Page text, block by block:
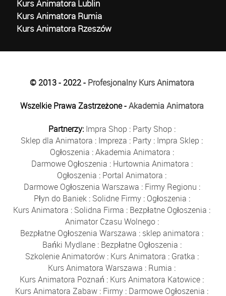
Kurs Animatora Lublin
Kurs Animatora Rumia
Kurs Animatora Rzeszów
© 2013 - 2022 - Profesjonalny Kurs Animatora
Wszelkie Prawa Zastrzeżone -Akademia Animatora
Partnerzy: Impra Shop : Party Shop :
Sklep dla Animatora : Impreza : Party : Impra Sklep :
Ogłoszenia :Akademia Animatora :
Darmowe Ogłoszenia : Hurtownia Animatora :
Ogłoszenia : Portal Animatora :
Darmowe Ogłoszenia Warszawa : Firmy Regionu :
Płyn do Baniek: Solidne Firmy: Ogłoszenia :
Kurs Animatora : Solidna Firma : Bezpłatne Ogłoszenia :
Animator Czasu Wolnego:
Bezpłatne Ogłoszenia Warszawa : sklep animatora :
Bańki Mydlane: Bezpłatne Ogłoszenia :
Szkolenie Animatorów: Kurs Animatora : Gratka :
Kurs Animatora Warszawa : Rumia :
Kurs Animatora Poznań : Kurs Animatora Katowice :
Kurs Animatora Zabaw : Firmy : Darmowe Ogłoszenia :